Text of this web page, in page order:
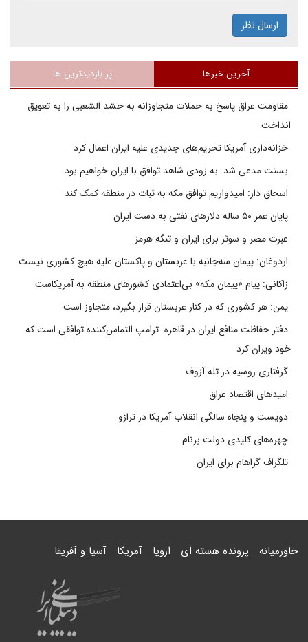
ارسال نظر
آخرین خبرها پر بازدیدترین ها
مقاومت عراق پاسخ به حملات متجاوزانه به حشد الشعبی را به تعویق
انداخت
خزانه‌داری آمریکا تحریم‌های جدیدی علیه ایران اعمال کرد
بسنت مدعی شد: به زودی شاهد توافق با ایران خواهیم بود
اسحاق دار: امیدواریم توافق مکه به ثبات در منطقه کمک کند
پایان عمر ۵۰ ساله دلارهای نفتی به دست ایران
عبرت مصر و سوئز برای ایران و تنگه هرمز
اردوغان: پیمان سه‌جانبه با عربستان و پاکستان علیه هیچ کشوری نیست
زاکانی: پیام «پیمان مکه» بی‌اعتمادی کشورهای منطقه به آمریکاست
یمن: هر کشوری که در کنار عربستان قرار بگیرد، متجاوز است
دفتر حفاظت منافع ایران در قاهره: ترامپ التماس‌کننده توافقی است که
خود ویران کرد
گرفتاری روسیه در تله آزوف
امیدهای اقتصاد عراق
دویست و پنجاه سالگی انقلاب آمریکا در ترازو
چهره‌های کلیدی دولت برنام
تلگراف گراهام برای ایران
خاورمیانه پرونده هسته ای اروپا آمریکا آسیا و آفریقا